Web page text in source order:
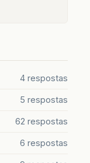
4 respostas
5 respostas
62 respostas
6 respostas